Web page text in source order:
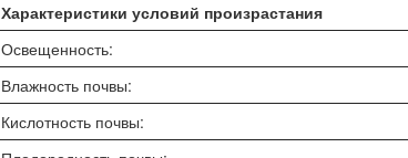
Характеристики условий произрастания
Освещенность:
Влажность почвы:
Кислотность почвы: